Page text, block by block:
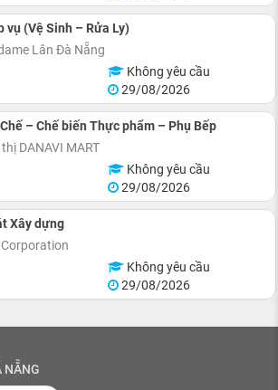
vụ (Vệ Sinh – Rửa Ly)
Lân Đà Nẵng
Không yêu cầu
29/08/2026
– Chế biến Thực phẩm – Phụ Bếp
DANAVI MART
Không yêu cầu
29/08/2026
Xây dựng
Corporation
Không yêu cầu
29/08/2026
NẴNG